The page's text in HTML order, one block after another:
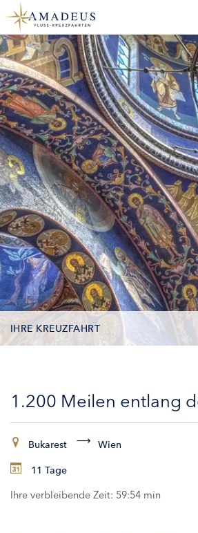
IHRE KREUZFAHRT
KABINEN
1.200 Meilen entlang
Bukarest Wien
11 Tage
Ihre verbleibende Zeit: 59:53 min